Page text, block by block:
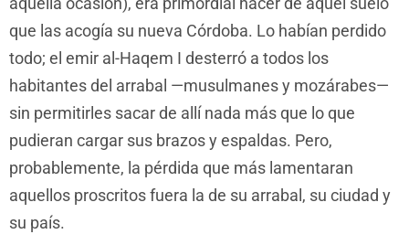
que las acogía su nueva Córdoba. Lo habían perdido
todo; el emir al-Haqem I desterró a todos los
habitantes del arrabal —musulmanes y mozárabes—
sin permitirles sacar de allí nada más que lo que
pudieran cargar sus brazos y espaldas. Pero,
probablemente, la pérdida que más lamentaran
aquellos proscritos fuera la de su arrabal, su ciudad y
su país.